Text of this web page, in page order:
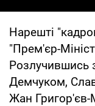
Нарешті
"Прем'єр-
Розлучившись
Демчуком,
Жан Григор'єв-